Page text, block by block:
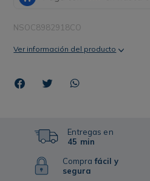
NSOC8982918CO
Ver información del producto
Entregas en
45 min
Comprafácil y
segura